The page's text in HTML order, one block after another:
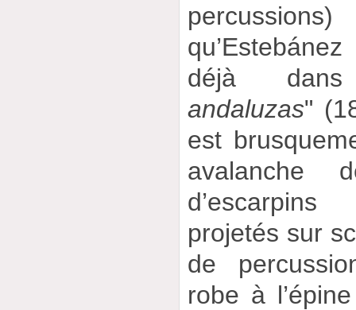
déjà
andaluzas"
est
avalanche
projetés sur
de
robe à